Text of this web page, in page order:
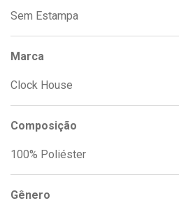
Sem Estampa
Marca
Clock House
Composição
100% Poliéster
Gênero